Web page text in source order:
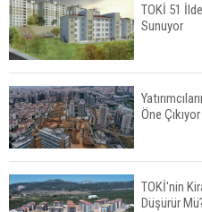
TOKİ 51
Sunuyor
Öne Çıkıyor
TOKİ'nin
Düşürür